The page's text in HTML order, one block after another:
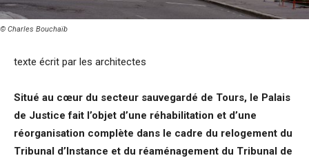
© Charles Bouchaïb
texte écrit par les architectes
Situé au cœur du secteur sauvegardé de Tours, le Palais
de Justice fait l’objet d’une réhabilitation et d’une
réorganisation complète dans le cadre du relogement du
Tribunal d’Instance et du réaménagement du Tribunal de